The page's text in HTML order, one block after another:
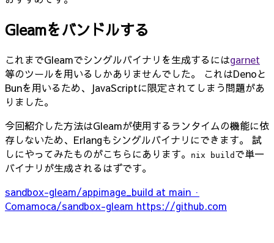
Gleamをバンドルする
これまでGleamでシングルバイナリを生成するにはgarnet
等のツールを用いるしかありませんでした。 これはDenoと
Bunを用いるため、JavaScriptに限定されてしまう問題があ
りました。
今回紹介した方法はGleamが使用するランタイムの機能に依
存しないため、Erlangもシングルバイナリにできます。 試
しにやってみたものがこちらにあります。
nix build で単一
バイナリが生成されるはずです。
sandbox-gleam/appimage_build at main ·
Comamoca/sandbox-gleam https://github.com